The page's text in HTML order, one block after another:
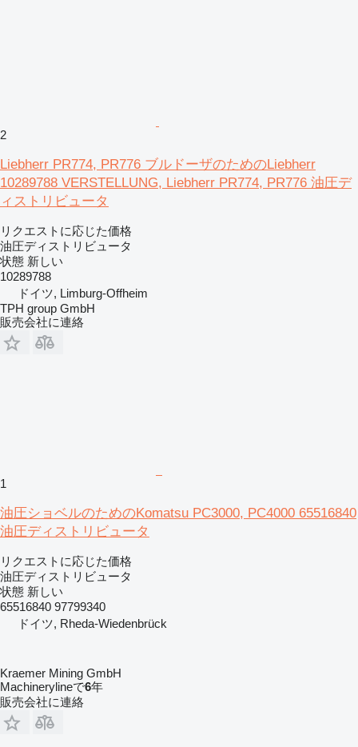
2
Liebherr PR774, PR776 ブルドーザのためのLiebherr
10289788 VERSTELLUNG, Liebherr PR774, PR776 油圧デ
ィストリビュータ
リクエストに応じた価格
油圧ディストリビュータ
状態 新しい
10289788
ドイツ, Limburg-Offheim
TPH group GmbH
販売会社に連絡
1
油圧ショベルのためのKomatsu PC3000, PC4000 65516840
油圧ディストリビュータ
リクエストに応じた価格
油圧ディストリビュータ
状態 新しい
65516840 97799340
ドイツ, Rheda-Wiedenbrück
Kraemer Mining GmbH
Machinerylineで6年
販売会社に連絡